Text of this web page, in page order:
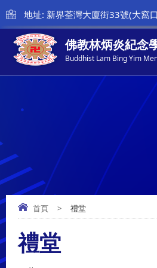
地址: 新界荃灣大廈街33號(大窩
佛教林炳炎紀念
Buddhist Lam Bing Yim
首頁 > 禮堂
禮堂